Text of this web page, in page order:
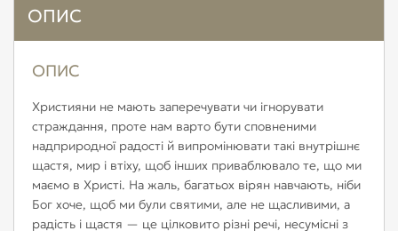
ОПИС
ОПИС
Християни не мають заперечувати чи ігнорувати
страждання, проте нам варто бути сповненими
надприродної радості й випромінювати такі внутрішнє
щастя, мир і втіху, щоб інших приваблювало те, що ми
маємо в Христі. На жаль, багатьох вірян навчають, ніби
Бог хоче, щоб ми були святими, але не щасливими, а
радість і щастя — це цілковито різні речі, несумісні з